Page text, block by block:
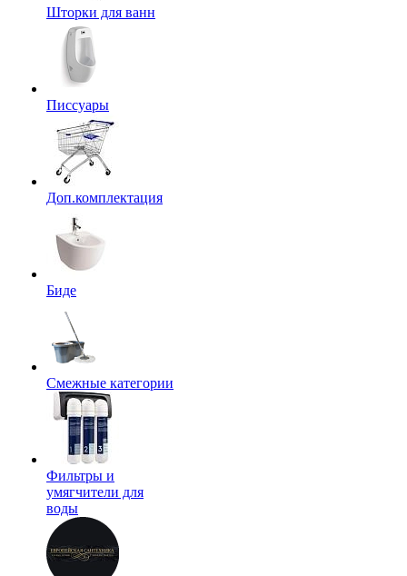
Шторки для ванн
Писсуары
Доп.комплектация
Биде
Смежные категории
Фильтры и
умягчители для
воды